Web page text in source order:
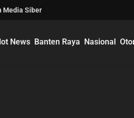
Media Siber
News Banten Raya Nasional